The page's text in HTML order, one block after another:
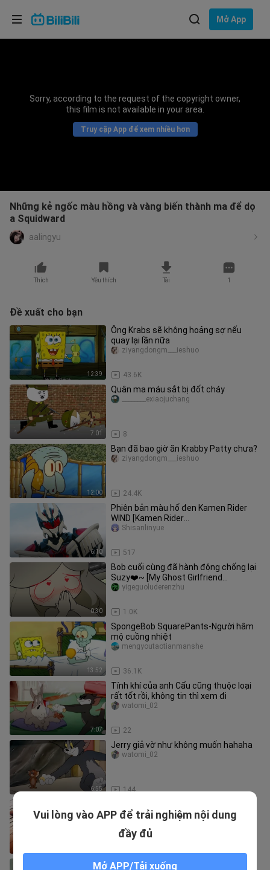
Mở App
Sorry, according to the request of the copyright owner,
this film is not available in your area.
Truy cập App để xem nhiều hơn
Những kẻ ngốc màu hồng và vàng biến thành ma để dọ
a Squidward
aalingyu
Thích Yêu thích Tải 1
Đề xuất cho bạn
12:39
Ông Krabs sẽ không hoảng sợ nếu
quay lại lần nữa
43.6K
ziyangdongm___ieshuo
7:01
Quân ma máu sắt bị đốt cháy
8
________exiaojuchang
12:00
Bạn đã bao giờ ăn Krabby Patty chưa?
24.4K
ziyangdongm___ieshuo
6:10
Phiên bản màu hố đen Kamen Rider
WIND [Kamen Rider
Gotchard/Gotchard]
517
Shisanlinyue
0:30
Bob cuối cùng đã hành động chống lại
Suzy❤️~ [My Ghost Girlfriend
Fanfiction]
1.0K
yigeguoluderenzhu
13:52
SpongeBob SquarePants-Người hâm
mộ cuồng nhiệt
36.1K
mengyoutaotianmanshe
7:07
Tính khí của anh Cẩu cũng thuộc loại
rất tốt rồi, không tin thì xem đi
22
watomi_02
6:55
Jerry giả vờ như không muốn hahaha
144
watomi_02
vung nổi đao! Hồn ma diệt Liên Minh –
Xe tăng ma
Vui lòng vào APP để trải nghiệm nội dung
đầy đủ
Mở APP/Tải xuống
Lựa chọn ngôn ngữ
Bahasa Indonesia